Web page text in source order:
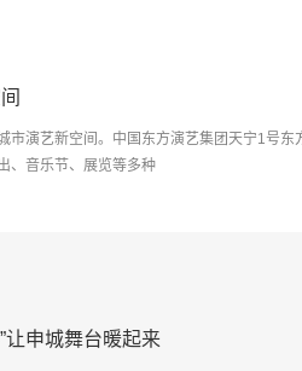
市演艺新空间。中国东方演艺集团天宁1号东
、音乐节、展览等多种
让申城舞台暖起来